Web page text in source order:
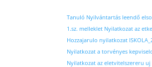
Tanuló Nyilvántartás leendő elso
1.sz. melleklet Nyilatkozat az
Hozzajarulo nyilatkozat
Nyilatkozat a torvényes
Nyilatkozat az eletvitelszereru